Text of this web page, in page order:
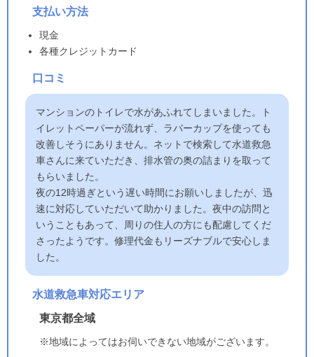
支払い方法
現金
各種クレジットカード
口コミ
マンションのトイレで水があふれてしまいました。ト
イレットペーパーが流れず、ラバーカップを使っても
改善しそうにありません。ネットで検索して水道救急
車さんに来ていただき、排水管の奥の詰まりを取って
もらいました。
夜の12時過ぎという遅い時間にお願いしましたが、迅
速に対応していただいて助かりました。夜中の訪問と
いうこともあって、周りの住人の方にも配慮してくだ
さったようです。修理代金もリーズナブルで安心しま
した。
水道救急車対応エリア
東京都全域
※地域によってはお伺いできない地域がございます。